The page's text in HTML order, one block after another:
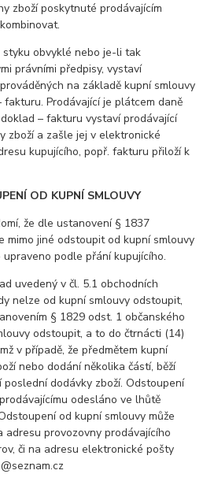
poskytnuté prodávajícím
obvyklé nebo je-li tak
právními předpisy, vystaví
na základě kupní smlouvy
Prodávající je plátcem daně
– fakturu vystaví prodávající
zboží a zašle jej v elektronické
kupujícího, popř. fakturu přiloží k
OD KUPNÍ SMLOUVY
že dle ustanovení § 1837
mimo jiné odstoupit od kupní smlouvy
podle přání kupujícího.
uvedený v čl. 5.1 obchodních
nelze od kupní smlouvy odstoupit,
§ 1829 odst. 1 občanského
odstoupit, a to do čtrnácti (14)
v případě, že předmětem kupní
nebo dodání několika částí, běží
dodávky zboží. Odstoupení
odesláno ve lhůtě
od kupní smlouvy může
adresu provozovny prodávajícího
či na adresu elektronické pošty